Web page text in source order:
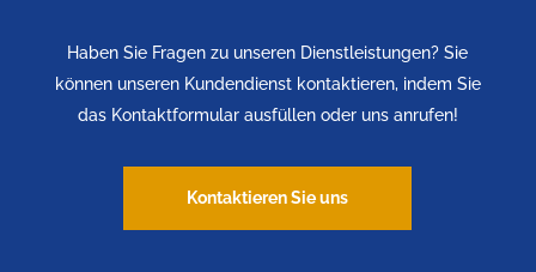
Haben Sie Fragen zu unseren Dienstleistungen? Sie
können unseren Kundendienst kontaktieren, indem Sie
das Kontaktformular ausfüllen oder uns anrufen!
Kontaktieren Sie uns